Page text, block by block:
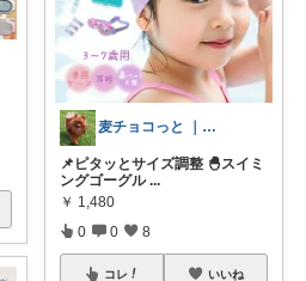
麦チョコっと ｜ キッズ＆ベビー 夏
📌ピタッとサイズ調整 🐣スイミ
ングゴーグル ...
￥ 1,480
0 0 8
コレ いいね